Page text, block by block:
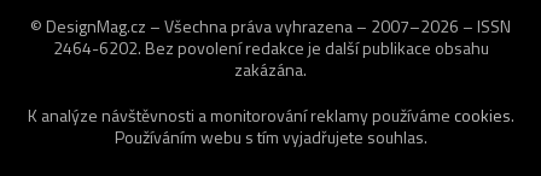
© DesignMag.cz – Všechna práva vyhrazena – 2007–2026 – ISSN
2464-6202. Bez povolení redakce je další publikace obsahu
zakázána.
K analýze návštěvnosti a monitorování reklamy používáme cookies.
Používáním webu s tím vyjadřujete souhlas.